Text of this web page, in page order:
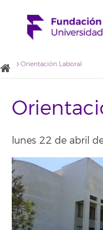
Orientación Laboral
lunes 22 de abril